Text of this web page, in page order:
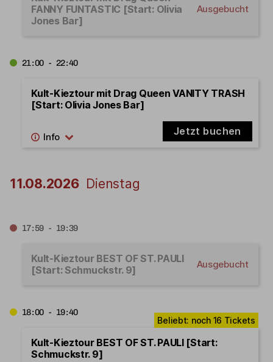
FANNY FUNTASTIC [Start: Olivia
Jones Bar]
Ausgebucht
21:00 - 22:40
Kult-Kieztour mit Drag Queen VANITY TRASH
[Start: Olivia Jones Bar]
Jetzt buchen
11.08.2026 Dienstag
17:59 - 19:39
Kult-Kieztour BEST OF ST. PAULI
[Start: Schmuckstr. 9]
Ausgebucht
18:00 - 19:40
Kult-Kieztour BEST OF ST. PAULI [Start:
Schmuckstr. 9]